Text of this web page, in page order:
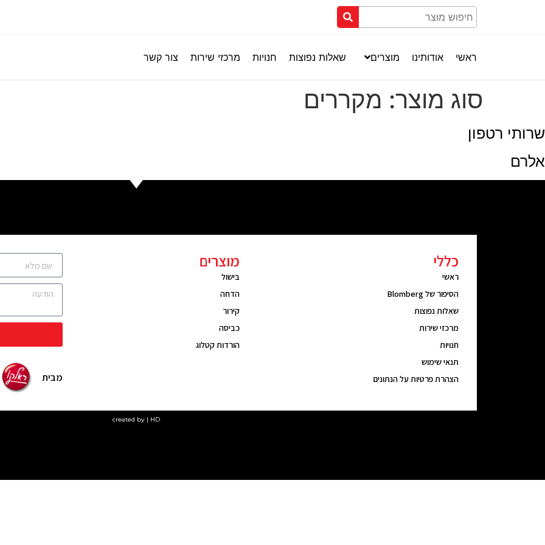
ראשי אודותינו מוצרים שאלות נפוצות חנויות מרכזי שירות צור קשר
סוג מוצר: מקררים
שרותי רטפון
אלרם
כללי
ראשי
הסיפור של Blomberg
שאלות נפוצות
מרכזי שירות
חנויות
תנאי שימוש
הצהרת פרטיות על הנתונים
מוצרים
בישול
הדחה
קירור
כביסה
הורדות קטלוג
מבית
created by | HD